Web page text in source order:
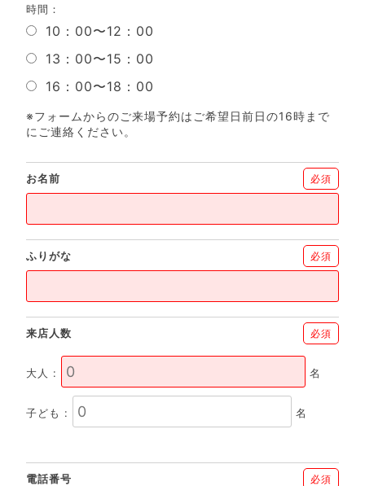
時間：
10：00〜12：00
13：00〜15：00
16：00〜18：00
※フォームからのご来場予約はご希望日前日の16時まで
にご連絡ください。
お名前 必須
ふりがな 必須
来店人数 必須
大人 : 名
子ども : 名
電話番号 必須